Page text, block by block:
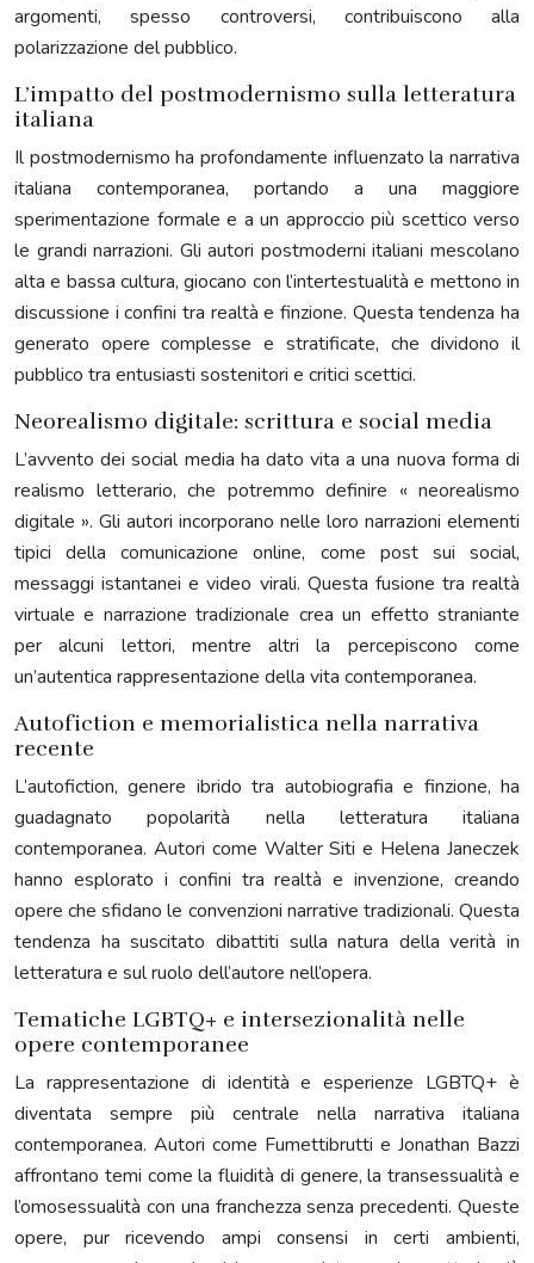
argomenti, spesso controversi, contribuiscono alla
polarizzazione del pubblico.
L’impatto del postmodernismo sulla letteratura
italiana
Il postmodernismo ha profondamente influenzato la narrativa
italiana contemporanea, portando a una maggiore
sperimentazione formale e a un approccio più scettico verso
le grandi narrazioni. Gli autori postmoderni italiani mescolano
alta e bassa cultura, giocano con l’intertestualità e mettono in
discussione i confini tra realtà e finzione. Questa tendenza ha
generato opere complesse e stratificate, che dividono il
pubblico tra entusiasti sostenitori e critici scettici.
Neorealismo digitale: scrittura e social media
L’avvento dei social media ha dato vita a una nuova forma di
realismo letterario, che potremmo definire « neorealismo
digitale ». Gli autori incorporano nelle loro narrazioni elementi
tipici della comunicazione online, come post sui social,
messaggi istantanei e video virali. Questa fusione tra realtà
virtuale e narrazione tradizionale crea un effetto straniante
per alcuni lettori, mentre altri la percepiscono come
un’autentica rappresentazione della vita contemporanea.
Autofiction e memorialistica nella narrativa
recente
L’autofiction, genere ibrido tra autobiografia e finzione, ha
guadagnato popolarità nella letteratura italiana
contemporanea. Autori come Walter Siti e Helena Janeczek
hanno esplorato i confini tra realtà e invenzione, creando
opere che sfidano le convenzioni narrative tradizionali. Questa
tendenza ha suscitato dibattiti sulla natura della verità in
letteratura e sul ruolo dell’autore nell’opera.
Tematiche LGBTQ+ e intersezionalità nelle
opere contemporanee
La rappresentazione di identità e esperienze LGBTQ+ è
diventata sempre più centrale nella narrativa italiana
contemporanea. Autori come Fumettibrutti e Jonathan Bazzi
affrontano temi come la fluidità di genere, la transessualità e
l’omosessualità con una franchezza senza precedenti. Queste
opere, pur ricevendo ampi consensi in certi ambienti,